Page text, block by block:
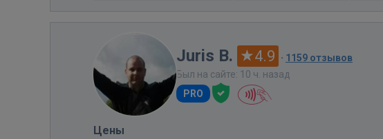
Juris B. 4.9 · 1159 отзывов
Был на сайте: 10 ч. назад
PRO
Цены